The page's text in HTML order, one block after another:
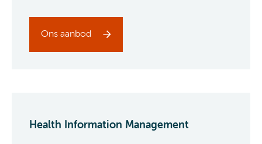
Ons aanbod
Health Information Management